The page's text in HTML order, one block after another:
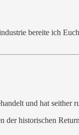
bereite ich
und hat seither
der historischen